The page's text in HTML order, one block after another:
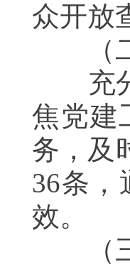
众开放
（二
充分
焦党建
务，及
36条，
效。
（三